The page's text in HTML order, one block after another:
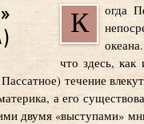
К
огда
что здесь, как
течение
а его
двумя «выступами»